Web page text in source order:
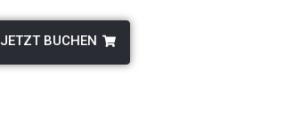
JETZT BUCHEN